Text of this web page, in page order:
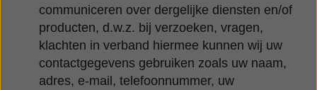
communiceren over dergelijke diensten en/of
producten, d.w.z. bij verzoeken, vragen,
klachten in verband hiermee kunnen wij uw
contactgegevens gebruiken zoals uw naam,
adres, e-mail, telefoonnummer, uw